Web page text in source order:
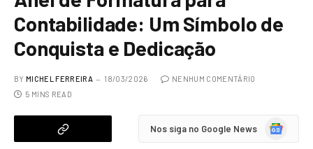
Contabilidade: Um Símbolo de
Conquista e Dedicação
BY MICHEL FERREIRA 18/03/2026
NENHUM COMENTÁRIO
5 MINS READ
Nos siga no Google News
Google